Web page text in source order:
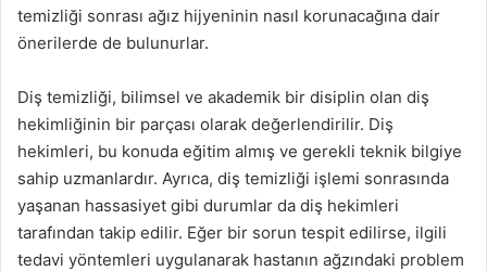
temizliği sonrası ağız hijyeninin nasıl korunacağına dair
önerilerde de bulunurlar.
Diş temizliği, bilimsel ve akademik bir disiplin olan diş
hekimliğinin bir parçası olarak değerlendirilir. Diş
hekimleri, bu konuda eğitim almış ve gerekli teknik bilgiye
sahip uzmanlardır. Ayrıca, diş temizliği işlemi sonrasında
yaşanan hassasiyet gibi durumlar da diş hekimleri
tarafından takip edilir. Eğer bir sorun tespit edilirse, ilgili
tedavi yöntemleri uygulanarak hastanın ağzındaki problem